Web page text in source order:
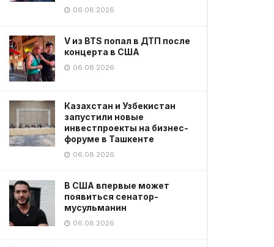
06.08.2026
V из BTS попал в ДТП после
концерта в США
06.08.2026
Казахстан и Узбекистан
запустили новые
инвестпроекты на бизнес-
форуме в Ташкенте
06.08.2026
В США впервые может
появиться сенатор-
мусульманин
06.08.2026